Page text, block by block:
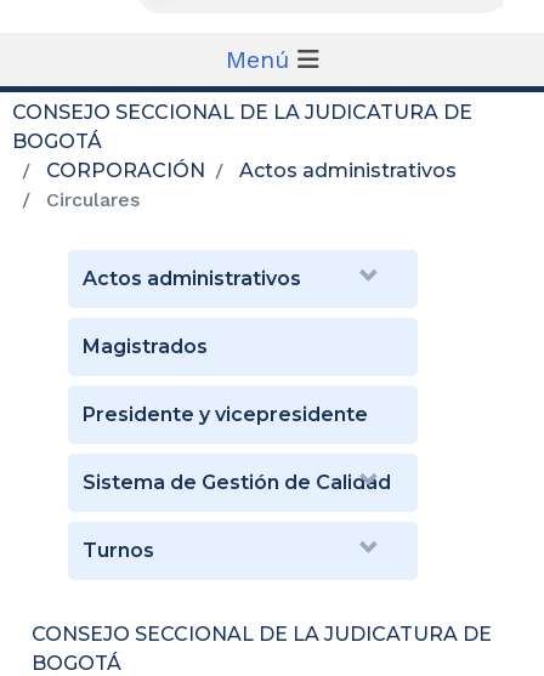
Menú
CONSEJO SECCIONAL DE LA JUDICATURA DE
BOGOTÁ
CORPORACIÓN
Actos administrativos
Circulares
Actos administrativos
Magistrados
Presidente y vicepresidente
Sistema de Gestión de Calidad
Turnos
CONSEJO SECCIONAL DE LA JUDICATURA DE
BOGOTÁ